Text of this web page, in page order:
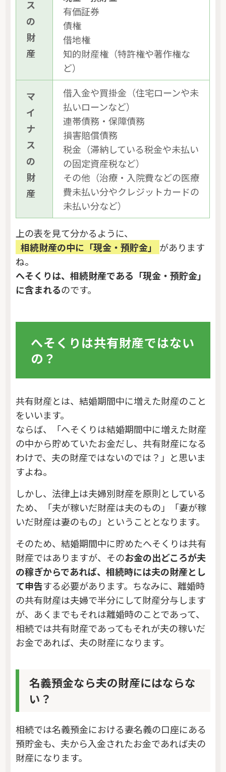
ス
の
財
産
有価証券
債権
借地権
知的財産権（特許権や著作権な
ど）
マ
イ
ナ
ス
の
財
産
借入金や買掛金（住宅ローンや未
払いローンなど）
連帯債務・保障債務
損害賠償債務
税金（滞納している税金や未払い
の固定資産税など）
その他（治療・入院費などの医療
費未払い分やクレジットカードの
未払い分など）
上の表を見て分かるように、
相続財産の中に「現金・預貯金」
があります
ね。
へそくりは、相続財産である「現金・預貯金」
に含まれるのです。
へそくりは共有財産ではない
の？
共有財産とは、結婚期間中に増えた財産のこと
をいいます。
ならば、「へそくりは結婚期間中に増えた財産
の中から貯めていたお金だし、共有財産になる
わけで、夫の財産ではないのでは？」と思いま
すよね。
しかし、法律上は夫婦別財産を原則としている
ため、「夫が稼いだ財産は夫のもの」「妻が稼
いだ財産は妻のもの」ということとなります。
そのため、結婚期間中に貯めたへそくりは共有
財産ではありますが、そのお金の出どころが夫
の稼ぎからであれば、相続時には夫の財産とし
て申告する必要があります。ちなみに、離婚時
の共有財産は夫婦で半分にして財産分与します
が、あくまでもそれは離婚時のことであって、
相続では共有財産であってもそれが夫の稼いだ
お金であれば、夫の財産になります。
名義預金なら夫の財産にはならな
い？
相続では名義預金における妻名義の口座にある
預貯金も、夫から入金されたお金であれば夫の
財産になります。